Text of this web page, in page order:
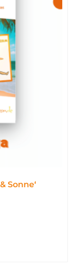
Sonne‘